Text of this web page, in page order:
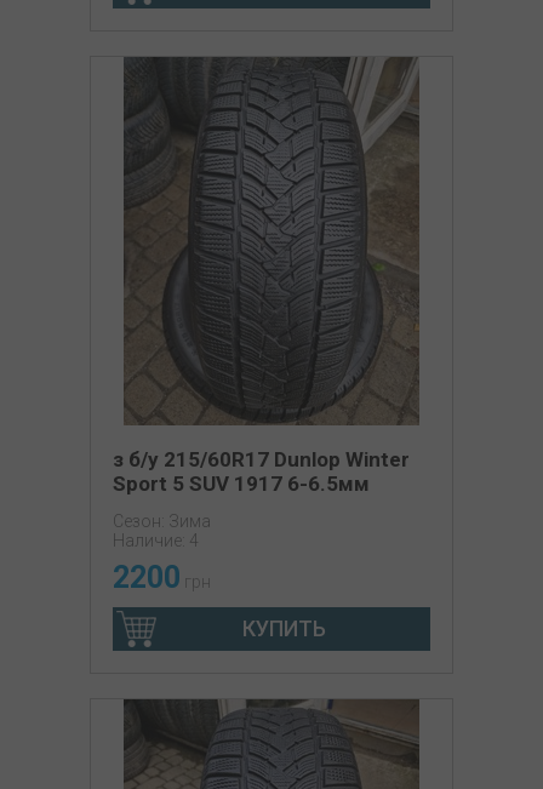
з б/у 215/60R17 Dunlop Winter
Sport 5 SUV 1917 6-6.5мм
Сезон: Зима
Наличие: 4
2200 грн
КУПИТЬ